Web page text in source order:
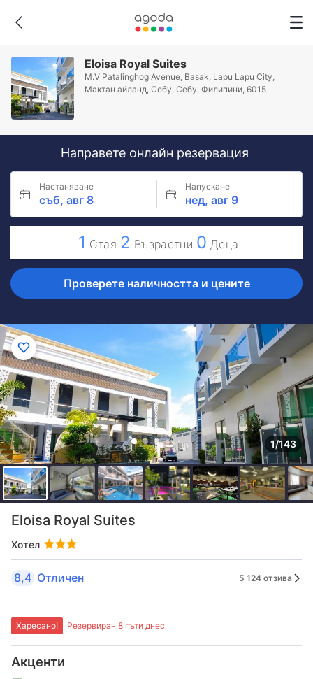
Eloisa Royal Suites
M.V Patalinghog Avenue, Basak, Lapu Lapu City,
Мактан айланд, Себу, Себу, Филипини, 6015
Направете онлайн резервация
Настаняване
съб, авг 8
Напускане
нед, авг 9
1 Стая 2 Възрастни 0 Деца
Проверете наличността и цените
1/143
Eloisa Royal Suites
Хотел
8,4 Отличен 5 124 отзива
Харесано! Резервиран 8 пъти днес
Акценти